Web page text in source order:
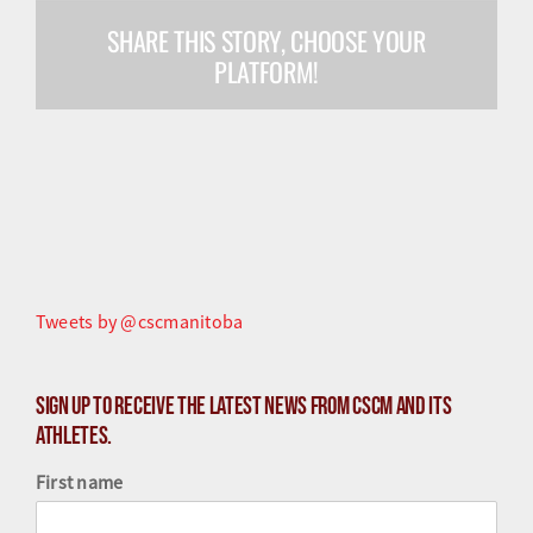
Olympiens et paralympiens
Quoi de neuf
SHARE THIS STORY, CHOOSE YOUR
PLATFORM!
Tweets by @cscmanitoba
Sign up to receive the latest news from CSCM and its
athletes.
First name